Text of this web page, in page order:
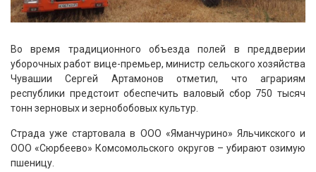
Во время традиционного объезда полей в преддверии
уборочных работ вице-премьер, министр сельского хозяйства
Чувашии Сергей Артамонов отметил, что аграриям
республики предстоит обеспечить валовый сбор 750 тысяч
тонн зерновых и зернобобовых культур.
Страда уже стартовала в ООО «Яманчурино» Яльчикского и
ООО «Сюрбеево» Комсомольского округов – убирают озимую
пшеницу.